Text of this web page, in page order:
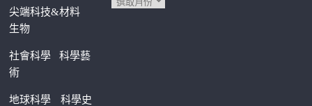
尖端科技&材料
生物
社會科學科學藝
術
地球科學 科學史